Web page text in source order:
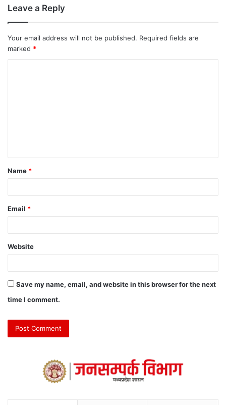
Leave a Reply
Your email address will not be published. Required fields are
marked *
Name *
Email *
Website
Save my name, email, and website in this browser for the next
time I comment.